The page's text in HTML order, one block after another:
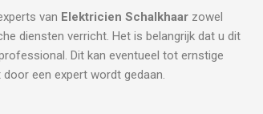
van Elektricien Schalkhaar zowel
diensten verricht. Het is belangrijk dat u dit
Dit kan eventueel tot ernstige
een expert wordt gedaan.